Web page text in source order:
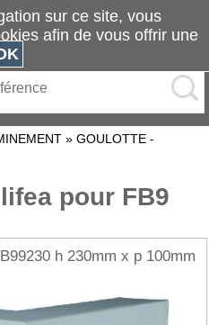
» GOULOTTE -
pour FB9
h 230mm x p 100mm
sur ce site, vous
afin de vous offrir une